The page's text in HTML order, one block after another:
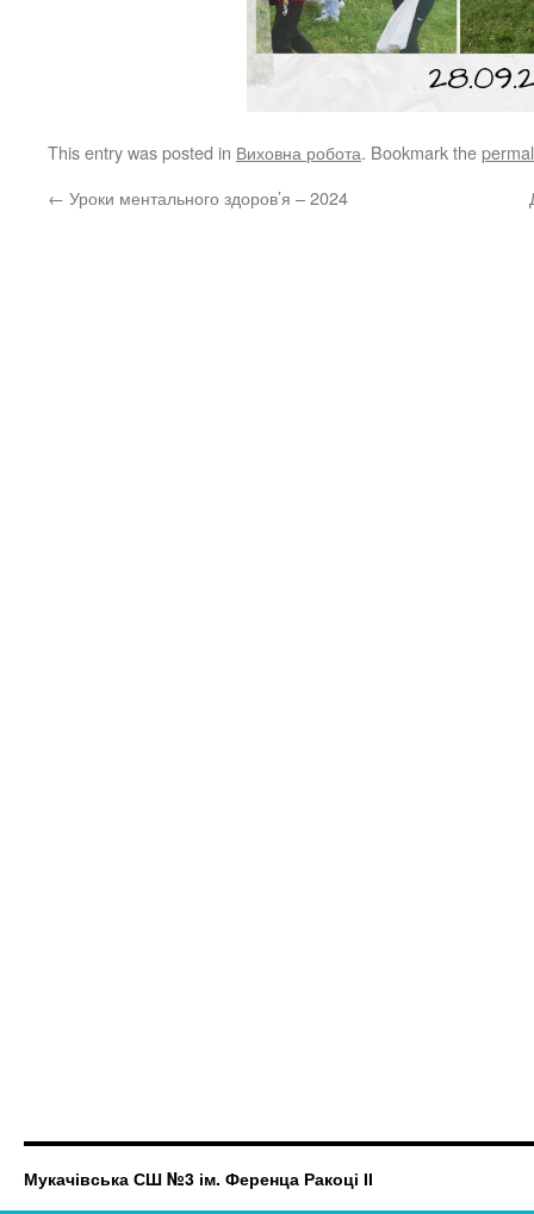
This entry was posted in Виховна робота. Bookmark the
← Уроки ментального здоров’я – 2024
Мукачівська СШ №3 ім. Ференца Ракоці ІІ